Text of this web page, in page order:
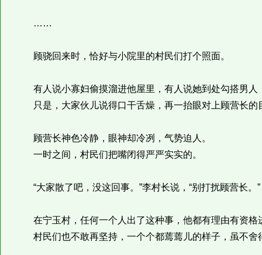
……
顾骁回来时，恰好与小院里的村民们打个照面。
有人说小寡妇偷摸溜进他屋里，有人说她到处勾搭男
只是，大家伙儿说得口干舌燥，再一抬眼对上顾营长的
顾营长神色冷静，眼神却冷冽，气势迫人。
一时之间，村民们把嘴闭得严严实实的。
“大家散了吧，没这回事。”李村长说，“别打扰顾营长。”
在宁玉村，任何一个人出了这种事，他都有理由有资格
村民们也不敢再坚持，一个个都蔫蔫儿的样子，虽不舍